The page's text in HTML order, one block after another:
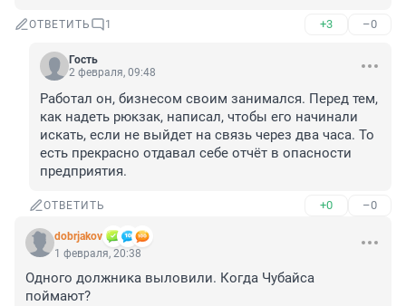
ОТВЕТИТЬ 1 +3 –0
Гость
2 февраля, 09:48
Работал он, бизнесом своим занимался. Перед тем,
как надеть рюкзак, написал, чтобы его начинали
искать, если не выйдет на связь через два часа. То
есть прекрасно отдавал себе отчёт в опасности
предприятия.
ОТВЕТИТЬ +0 –0
dobrjakov
1 февраля, 20:38
Одного должника выловили. Когда Чубайса
поймают?